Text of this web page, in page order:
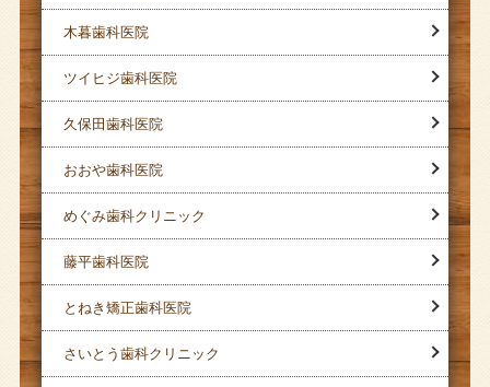
木暮歯科医院
ツイヒジ歯科医院
久保田歯科医院
おおや歯科医院
めぐみ歯科クリニック
藤平歯科医院
とねき矯正歯科医院
さいとう歯科クリニック